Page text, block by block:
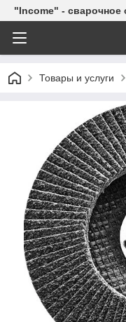
"Income" -
Товары и услуги